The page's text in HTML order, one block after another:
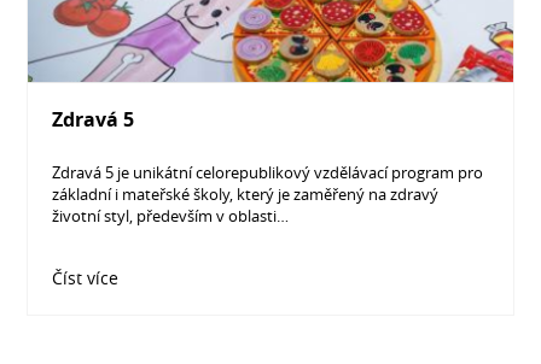
Zdravá 5
Zdravá 5 je unikátní celorepublikový vzdělávací program pro
základní i mateřské školy, který je zaměřený na zdravý
životní styl, především v oblasti…
Číst více